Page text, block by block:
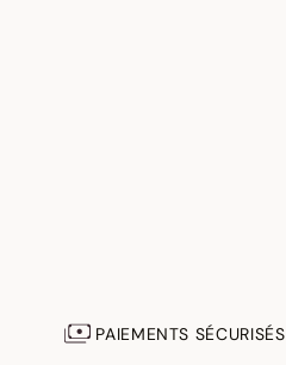
PAIEMENTS SÉCURISÉS